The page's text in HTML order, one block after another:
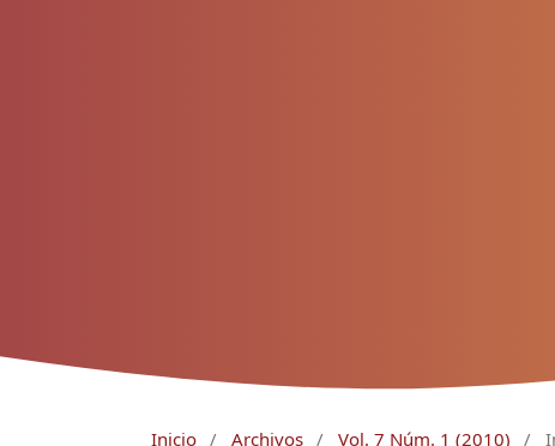
Inicio / Archivos / Vol. 7 Núm. 1 (2010) /